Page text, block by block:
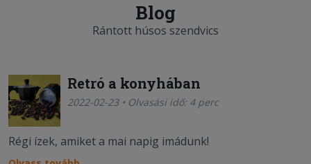
Blog
Rántott húsos szendvics
Retró a konyhában
2022-02-23 • Olvasási idő: 4 perc
Régi ízek, amiket a mai napig imádunk!